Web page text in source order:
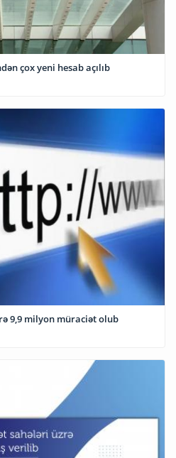
Fərdi uçot sistemində 71 mindən çox yeni hesab açılıb
9,9 milyon müraciət olub